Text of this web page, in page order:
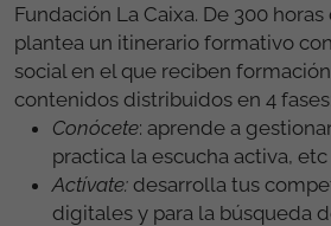
Fundación La Caixa. De 300
plantea un itinerario formativo
social en el que reciben
contenidos distribuidos en 4 fases:
Conócete: aprende a
practica la escucha activa, etc
Actívate: desarrolla tus
digitales y para la búsqueda